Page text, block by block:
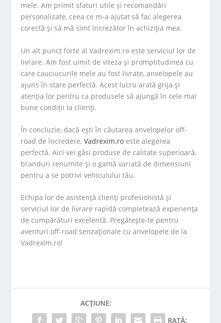
mele. Am primit sfaturi utile și recomandări
personalizate, ceea ce m-a ajutat să fac alegerea
corectă și să mă simt încrezător în achiziția mea.
Un alt punct forte al Vadrexim.ro este serviciul lor de
livrare. Am fost uimit de viteza și promptitudinea cu
care cauciucurile mele au fost livrate, anvelopele au
ajuns în stare perfectă. Acest lucru arată grija și
atenția lor pentru ca produsele să ajungă în cele mai
bune condiții la clienți.
În concluzie, dacă ești în căutarea anvelopelor off-
road de încredere,Vadrexim.ro este alegerea
perfectă. Aici vei găsi produse de calitate superioară,
branduri renumite și o gamă variată de dimensiuni
pentru a se potrivi vehiculului tău.
Echipa lor de asistență clienți profesionistă și
serviciul lor de livrare rapidă completează experiența
de cumpărături excelentă. Pregătește-te pentru
aventuri off-road senzaționale cu anvelopele de la
Vadrexim.ro!
ACȚIUNE:
RATĂ: